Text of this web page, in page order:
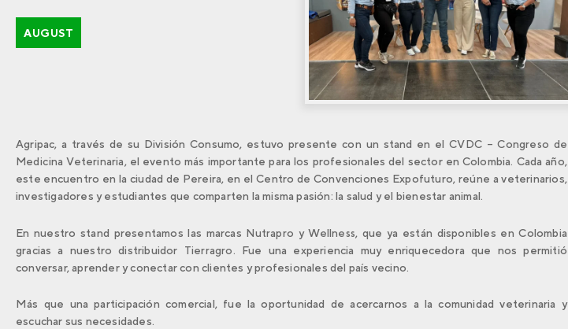
AUGUST
Agripac, a través de su División Consumo, estuvo presente con un stand en elCVDC – Congreso de
Medicina Veterinaria, el evento más importante para los profesionales del sector en Colombia. Cada año,
este encuentro en la ciudad de Pereira, en el Centro de Convenciones Expofuturo, reúne a veterinarios,
investigadores y estudiantes que comparten la misma pasión: la salud y el bienestar animal.
En nuestro stand presentamos las marcas Nutrapro yWellness, que ya están disponibles en Colombia
gracias a nuestro distribuidor Tierragro. Fue una experiencia muy enriquecedora que nos permitió
conversar, aprender y conectar con clientes y profesionales del país vecino.
Más que una participación comercial, fue la oportunidad de acercarnos a la comunidad veterinaria y
escuchar sus necesidades.